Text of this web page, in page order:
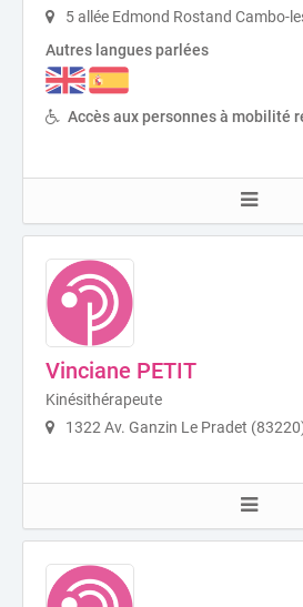
5 allée Edmond Rostand Cambo-
Autres langues parlées
Accès aux personnes à mobilité
Vinciane PETIT
Kinésithérapeute
1322 Av. Ganzin Le Pradet